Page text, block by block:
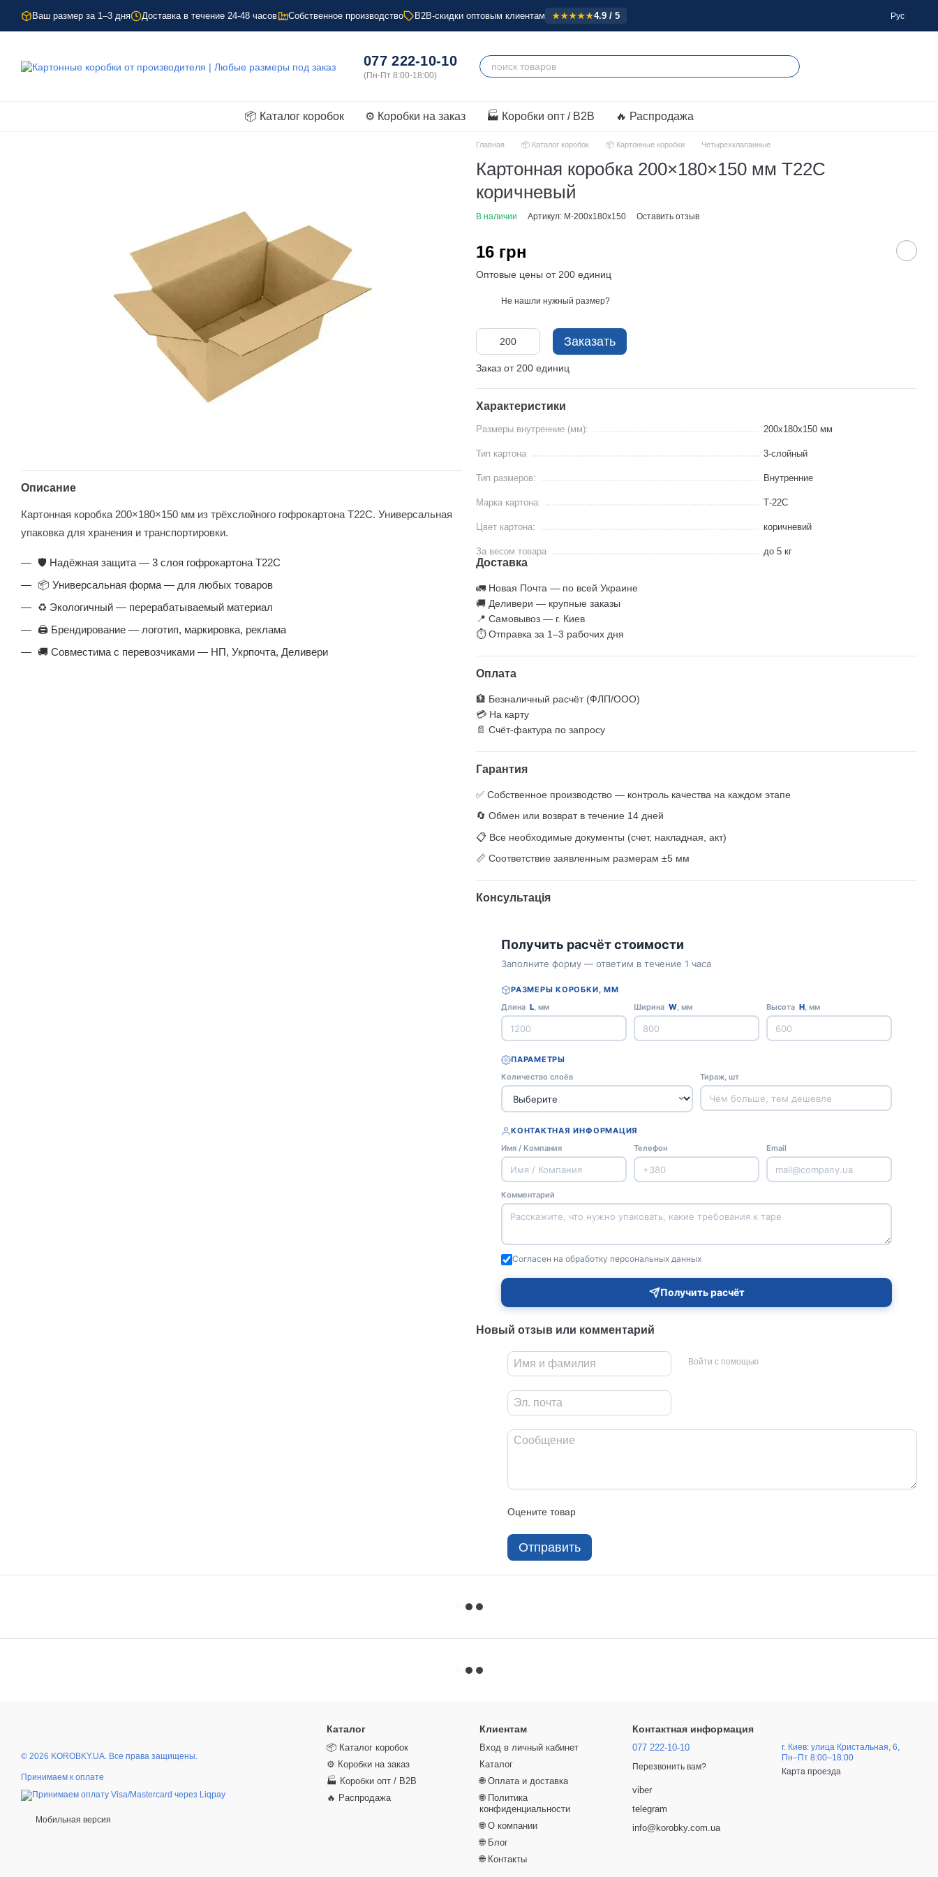
Перейти к основному контенту
Ваш размер за 1–3 дня Доставка в течение 24-48 часов Собственное производство B2B-скидки оптовым клиентам ★★★★★4.9 / 5 Рус
077 222-10-10
📦 Каталог коробок ⚙️ Коробки на заказ 🏭 Коробки опт / B2B 🔥 Распродажа
Описание
Картонная коробка 200×180×150 мм из трёхслойного гофрокартона Т22С. Универсальная
упаковка для хранения и транспортировки.
🛡️ Надёжная защита — 3 слоя гофрокартона Т22С
📦 Универсальная форма — для любых товаров
♻️ Экологичный — перерабатываемый материал
🖨️ Брендирование — логотип, маркировка, реклама
🚚 Совместима с перевозчиками — НП, Укрпочта, Деливери
Главная 📦 Каталог коробок 📦 Картонные коробки Четырехклапанные
Картонная коробка 200×180×150 мм Т22С
коричневый
В наличии Артикул: M-200x180x150 Оставить отзыв
16 грн
Оптовые цены от 200 единиц
Не нашли нужный размер?
Заказать
Заказ от 200 единиц
Характеристики
Размеры внутренние (мм): 200x180x150 мм
Тип картона 3-слойный
Тип размеров: Внутренние
Марка картона: Т-22С
Цвет картона: коричневий
За весом товара до 5 кг
Доставка
🚛 Новая Почта — по всей Украине
🚚 Деливери — крупные заказы
📍 Самовывоз — г. Киев
⏱ Отправка за 1–3 рабочих дня
Оплата
🏦 Безналичный расчёт (ФЛП/ООО)
💳 На карту
📄 Счёт-фактура по запросу
Гарантия
✅ Собственное производство — контроль качества на каждом этапе
🔄 Обмен или возврат в течение 14 дней
📋 Все необходимые документы (счет, накладная, акт)
📏 Соответствие заявленным размерам ±5 мм
Консультація
Получить расчёт стоимости
Заполните форму — ответим в течение 1 часа
РАЗМЕРЫ КОРОБКИ, ММ
Длина L, мм Ширина W, мм Высота H, мм
ПАРАМЕТРЫ
Количество слоёв
Тираж, шт
КОНТАКТНАЯ ИНФОРМАЦИЯ
Имя / Компания
Телефон Email
Комментарий
Согласен на обработку персональных данных
Получить расчёт
Новый отзыв или комментарий
Войти с помощью
Оцените товар
Отправить
© 2026 KOROBKY.UA. Все права защищены.
Принимаем к оплате
Мобильная версия
Каталог
📦 Каталог коробок
⚙️ Коробки на заказ
🏭 Коробки опт / B2B
🔥 Распродажа
Клиентам
Вход в личный кабинет
Каталог
🌐 Оплата и доставка
🌐 Политика
конфиденциальности
🌐 О компании
🌐 Блог
🌐 Контакты
Контактная информация
077 222-10-10
Перезвонить вам?
viber
telegram
info@korobky.com.ua
г. Киев: улица Кристальная, 6,
Пн–Пт 8:00–18:00
Карта проезда